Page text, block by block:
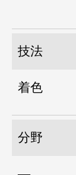
技法
着色
分野